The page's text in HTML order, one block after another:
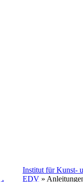
Institut für Kunst-
EDV »